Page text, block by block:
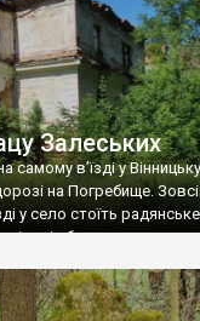
Залеських
в’їзді у Вінницьку
на Погребище.
у село стоїть радянське
і яблуню, а трохи
дві стареньких колії у